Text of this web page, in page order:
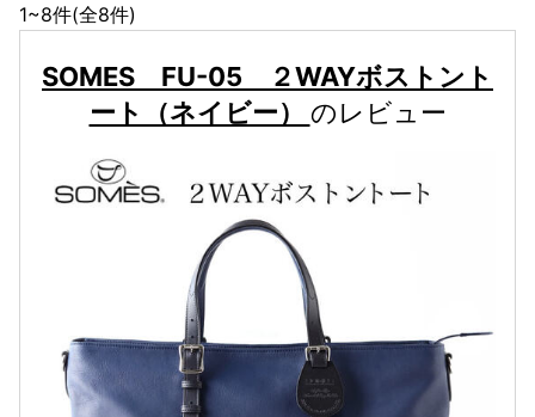
1~8件(全8件)
SOMES FU-05 ２WAYボストント
ート（ネイビー） のレビュー